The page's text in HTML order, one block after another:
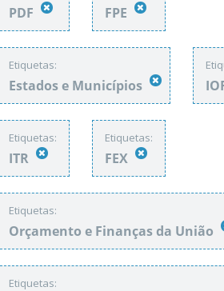
PDF FPE
Etiquetas:
Estados e Municípios
Etiquetas:
ITR
Etiquetas:
FEX
Etiquetas:
Orçamento e Finanças da União
Etiquetas: